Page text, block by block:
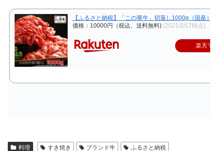
【ふるさと納税】「この華牛」切落し1000g（国産）
価格：10000円（税込、送料無料) (2021/2/17時点)
楽天で
料理 すき焼き ブランド牛 ふるさと納税